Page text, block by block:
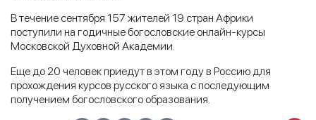
В течение сентября 157 жителей 19 стран Африки
поступили на годичные богословские онлайн-курсы
Московской Духовной Академии.
Еще до 20 человек приедут в этом году в Россию для
прохождения курсов русского языка с последующим
получением богословского образования.